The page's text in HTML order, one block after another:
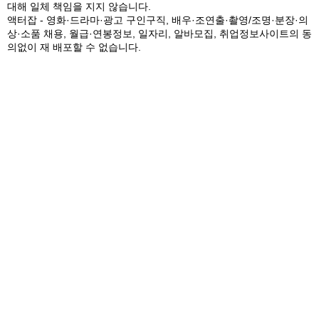
대해 일체 책임을 지지 않습니다.
액터잡 - 영화·드라마·광고 구인구직, 배우·조연출·촬영/조명·분장·의
상·소품 채용, 월급·연봉정보, 일자리, 알바모집, 취업정보사이트의 동
의없이 재 배포할 수 없습니다.